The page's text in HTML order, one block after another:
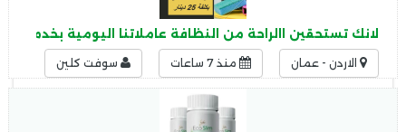
لانك تستحقين االراحة من النظافة عاملاتنا اليومية بخدمتك
الاردن - عمان منذ 7 ساعات سوفت كلين